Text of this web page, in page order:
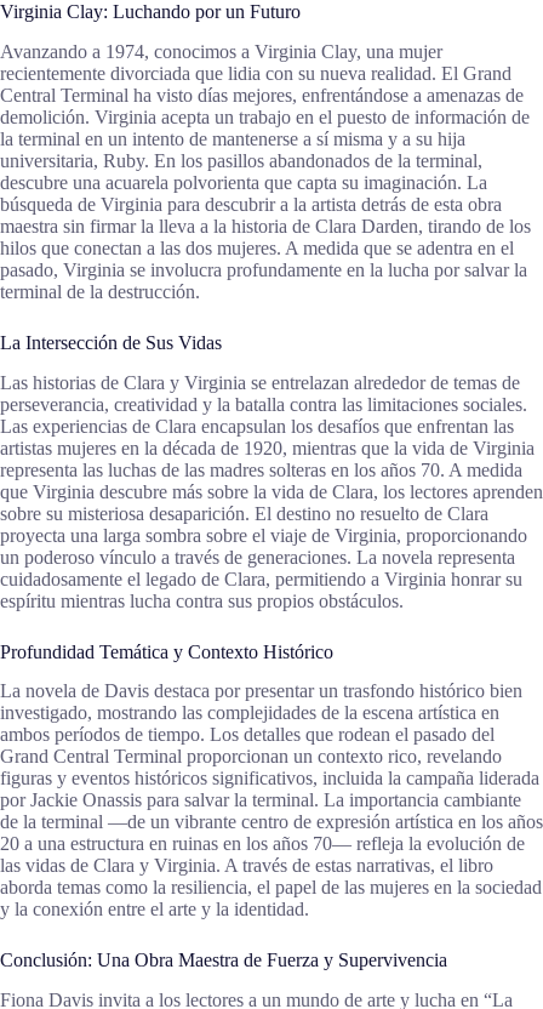
Virginia Clay: Luchando por un Futuro
Avanzando a 1974, conocimos a Virginia Clay, una mujer
recientemente divorciada que lidia con su nueva realidad. El Grand
Central Terminal ha visto días mejores, enfrentándose a amenazas de
demolición. Virginia acepta un trabajo en el puesto de información de
la terminal en un intento de mantenerse a sí misma y a su hija
universitaria, Ruby. En los pasillos abandonados de la terminal,
descubre una acuarela polvorienta que capta su imaginación. La
búsqueda de Virginia para descubrir a la artista detrás de esta obra
maestra sin firmar la lleva a la historia de Clara Darden, tirando de los
hilos que conectan a las dos mujeres. A medida que se adentra en el
pasado, Virginia se involucra profundamente en la lucha por salvar la
terminal de la destrucción.
La Intersección de Sus Vidas
Las historias de Clara y Virginia se entrelazan alrededor de temas de
perseverancia, creatividad y la batalla contra las limitaciones sociales.
Las experiencias de Clara encapsulan los desafíos que enfrentan las
artistas mujeres en la década de 1920, mientras que la vida de Virginia
representa las luchas de las madres solteras en los años 70. A medida
que Virginia descubre más sobre la vida de Clara, los lectores aprenden
sobre su misteriosa desaparición. El destino no resuelto de Clara
proyecta una larga sombra sobre el viaje de Virginia, proporcionando
un poderoso vínculo a través de generaciones. La novela representa
cuidadosamente el legado de Clara, permitiendo a Virginia honrar su
espíritu mientras lucha contra sus propios obstáculos.
Profundidad Temática y Contexto Histórico
La novela de Davis destaca por presentar un trasfondo histórico bien
investigado, mostrando las complejidades de la escena artística en
ambos períodos de tiempo. Los detalles que rodean el pasado del
Grand Central Terminal proporcionan un contexto rico, revelando
figuras y eventos históricos significativos, incluida la campaña liderada
por Jackie Onassis para salvar la terminal. La importancia cambiante
de la terminal —de un vibrante centro de expresión artística en los años
20 a una estructura en ruinas en los años 70— refleja la evolución de
las vidas de Clara y Virginia. A través de estas narrativas, el libro
aborda temas como la resiliencia, el papel de las mujeres en la sociedad
y la conexión entre el arte y la identidad.
Conclusión: Una Obra Maestra de Fuerza y Supervivencia
Fiona Davis invita a los lectores a un mundo de arte y lucha en “La